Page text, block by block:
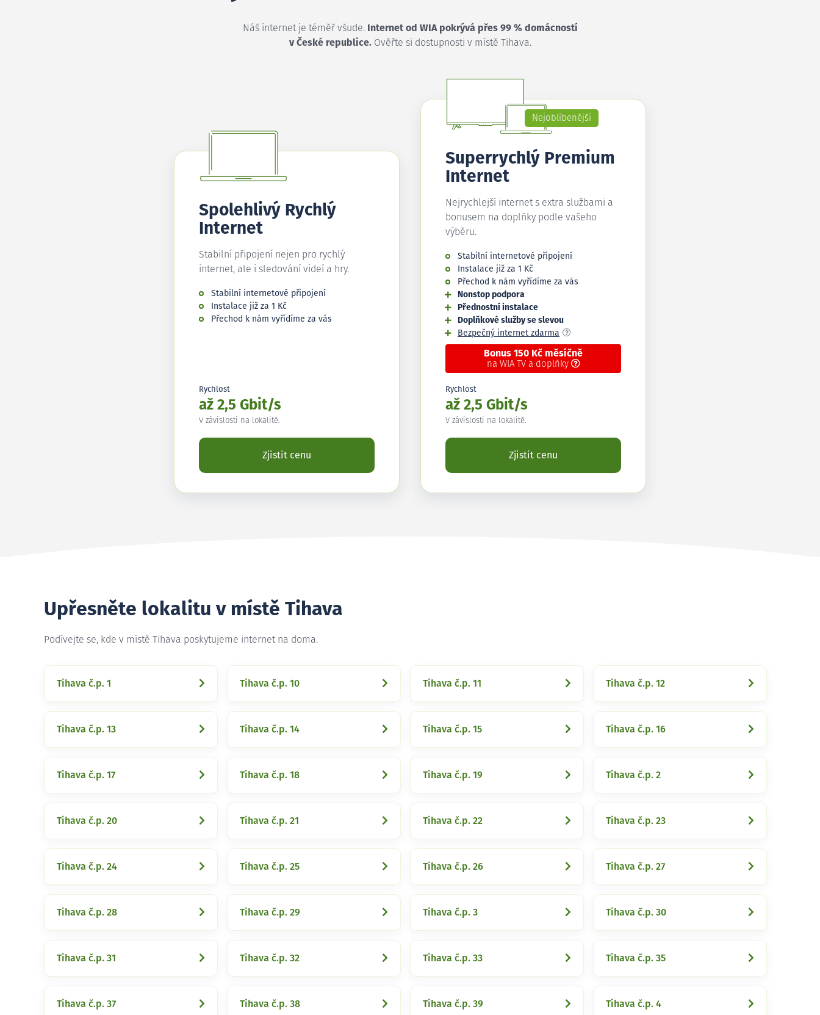
Náš internet je téměř všude.
Internet od WIA pokrývá přes 99 % domácností
v České republice.Ověřte si dostupnosti v místě Tihava.
Spolehlivý Rychlý
Internet
Stabilní připojení nejen pro rychlý
internet, ale i sledování videí a hry.
Stabilní internetové připojení
Instalace již za 1 Kč
Přechod k nám vyřídíme za vás
Rychlost
až 2,5 Gbit/s
V závislosti na lokalitě.
Zjistit cenu
Nejoblíbenější
Superrychlý Premium
Internet
Nejrychlejší internet s extra službami a
bonusem na doplňky podle vašeho
výběru.
Stabilní internetové připojení
Instalace již za 1 Kč
Přechod k nám vyřídíme za vás
Nonstop podpora
Přednostní instalace
Doplňkové služby se slevou
Bezpečný internet zdarma
Bonus 150 Kč měsíčně
na WIA TV a doplňky
Rychlost
až 2,5 Gbit/s
V závislosti na lokalitě.
Zjistit cenu
Upřesněte lokalitu v místě Tihava
Podívejte se, kde v místě Tihava poskytujeme internet na doma.
Tihava č.p. 1 Tihava č.p. 10 Tihava č.p. 11 Tihava č.p. 12
Tihava č.p. 13 Tihava č.p. 14 Tihava č.p. 15 Tihava č.p. 16
Tihava č.p. 17 Tihava č.p. 18 Tihava č.p. 19 Tihava č.p. 2
Tihava č.p. 20 Tihava č.p. 21 Tihava č.p. 22 Tihava č.p. 23
Tihava č.p. 24 Tihava č.p. 25 Tihava č.p. 26 Tihava č.p. 27
Tihava č.p. 28 Tihava č.p. 29 Tihava č.p. 3 Tihava č.p. 30
Tihava č.p. 31 Tihava č.p. 32 Tihava č.p. 33 Tihava č.p. 35
Tihava č.p. 37 Tihava č.p. 38 Tihava č.p. 39 Tihava č.p. 4